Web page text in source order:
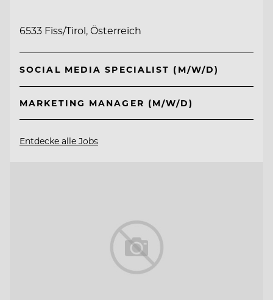
6533 Fiss/Tirol, Österreich
SOCIAL MEDIA SPECIALIST (M/W/D)
MARKETING MANAGER (M/W/D)
Entdecke alle Jobs